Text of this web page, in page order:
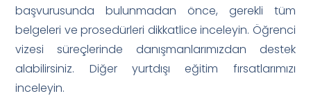
başvurusunda bulunmadan önce, gerekli tüm
belgeleri ve prosedürleri dikkatlice inceleyin. Öğrenci
vizesi süreçlerinde danışmanlarımızdan destek
alabilirsiniz. Diğer yurtdışı eğitim fırsatlarımızı
inceleyin.